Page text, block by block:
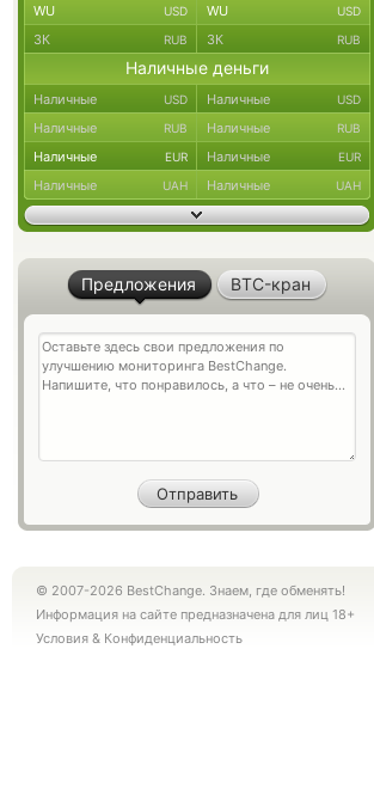
WU USD WU USD
ЗК RUB ЗК RUB
Наличные деньги
Наличные USD Наличные USD
Наличные RUB Наличные RUB
Наличные EUR Наличные EUR
Наличные UAH Наличные UAH
Предложения BTC-кран
© 2007-2026 BestChange. Знаем, где обменять!
Информация на сайте предназначена для лиц 18+
Условия & Конфиденциальность